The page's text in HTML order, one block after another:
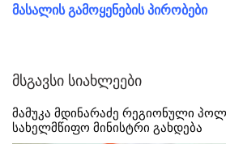
მასალის გამოყენების პირობები
მსგავსი სიახლეები
მამუკა მდინარაძე რეგიონული
სახელმწიფო მინისტრი გახდება